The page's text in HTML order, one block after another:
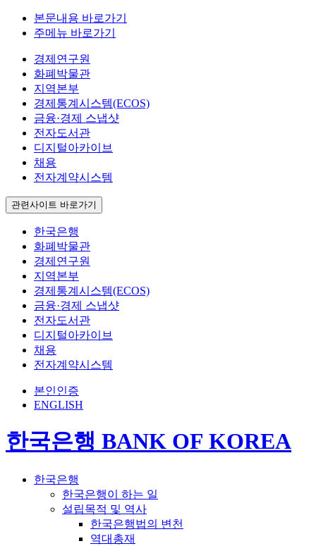
본문내용 바로가기
주메뉴 바로가기
경제연구원
화폐박물관
지역본부
경제통계시스템(ECOS)
금융·경제 스냅샷
전자도서관
디지털아카이브
채용
전자계약시스템
관련사이트 바로가기
한국은행
화폐박물관
경제연구원
지역본부
경제통계시스템(ECOS)
금융·경제 스냅샷
전자도서관
디지털아카이브
채용
전자계약시스템
본인인증
ENGLISH
한국은행 BANK OF KOREA
한국은행
한국은행이 하는 일
설립목적 및 역사
한국은행법의 변천
역대총재